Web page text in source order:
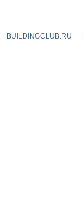
BUILDINGCLUB.RU